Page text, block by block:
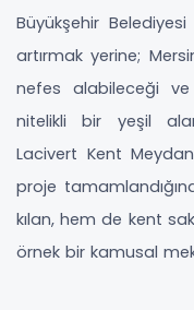
Büyükşehir
artırmak yerine;
nefes alabileceği
nitelikli bir yeşil alan
Lacivert Kent
proje
kılan, hem de kent
örnek bir kamusal